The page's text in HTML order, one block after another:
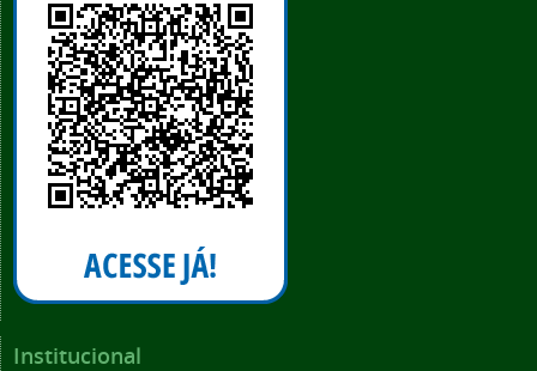
Institucional